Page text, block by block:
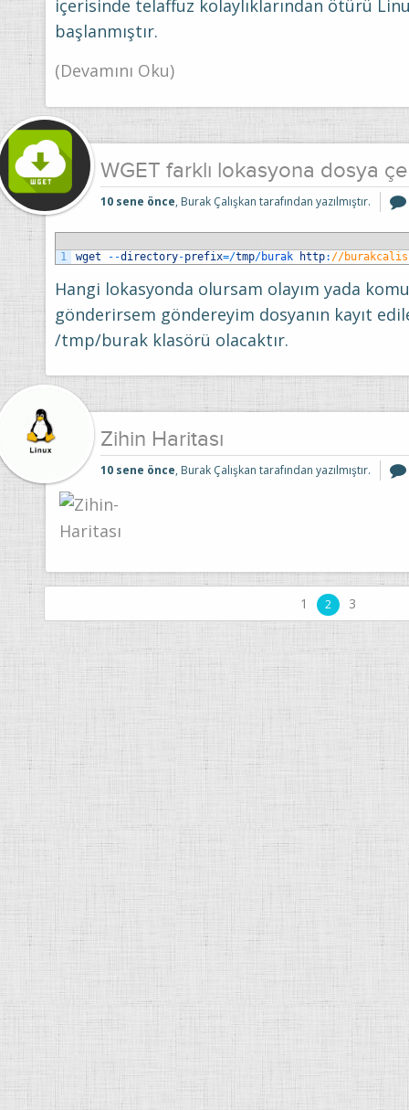
içerisinde telaffuz kolaylıklarından ötürü
başlanmıştır.
(Devamını Oku)
WGET farklı lokasyona dosya
10 sene önce, Burak Çalışkan tarafından yazılmıştır.
1 wget --directory-prefix=/tmp/burak http: //
Hangi lokasyonda olursam olayım yada
gönderirsem göndereyim dosyanın kayıt
/tmp/burak klasörü olacaktır.
Zihin Haritası
10 sene önce, Burak Çalışkan tarafından yazılmıştır.
1 2 3